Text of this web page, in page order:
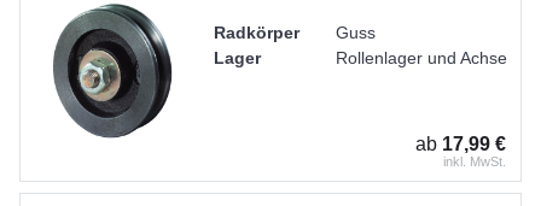
Radkörper
Guss
Lager
Rollenlager und Achse
ab 17,99 €
inkl. MwSt.